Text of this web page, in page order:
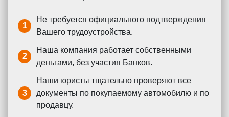
1
Не требуется официального подтверждения
Вашего трудоустройства.
2
Наша компания работает собственными
деньгами, без участия Банков.
3
Наши юристы тщательно проверяют все
документы по покупаемому автомобилю и по
продавцу.